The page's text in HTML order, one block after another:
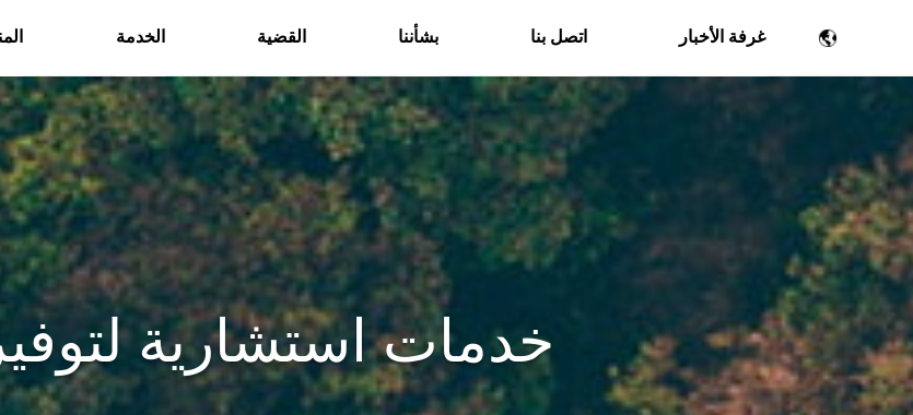
الخدمة القضية بشأننا اتصل بنا غرفة الأخبار
خدمات استشارية